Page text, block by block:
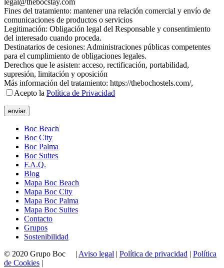
legal@thebocstay.com
Fines del tratamiento: mantener una relación comercial y envío de
comunicaciones de productos o servicios
Legitimación: Obligación legal del Responsable y consentimiento
del interesado cuando proceda.
Destinatarios de cesiones: Administraciones públicas competentes
para el cumplimiento de obligaciones legales.
Derechos que le asisten: acceso, rectificación, portabilidad,
supresión, limitación y oposición
Más información del tratamiento: https://thebochostels.com/,
Acepto la Política de Privacidad
enviar
Boc Beach
Boc City
Boc Palma
Boc Suites
F.A.Q.
Blog
Mapa Boc Beach
Mapa Boc City
Mapa Boc Palma
Mapa Boc Suites
Contacto
Grupos
Sostenibilidad
© 2020 Grupo Boc | Aviso legal Política de privacidad
Política
de Cookies